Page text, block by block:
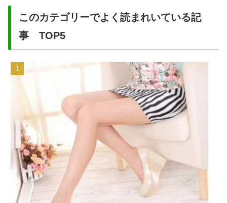
このカテゴリーでよく読まれいている記
事 TOP5